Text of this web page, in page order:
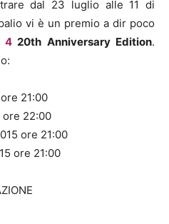
dal 23 luglio alle 11 di
vi è un premio a dir poco
4 20th Anniversary Edition.
21:00
ore 22:00
ore 21:00
ore 21:00